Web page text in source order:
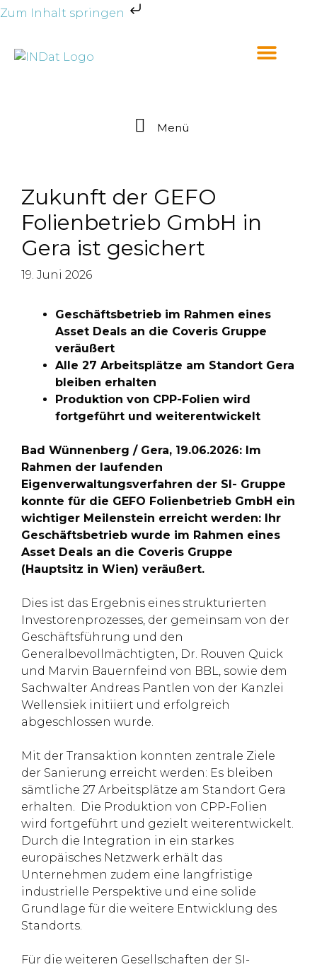
Zum Inhalt springen
Menü
Zukunft der GEFO
Folienbetrieb GmbH in
Gera ist gesichert
19. Juni 2026
Geschäftsbetrieb im Rahmen eines
Asset Deals an die Coveris Gruppe
veräußert
Alle 27 Arbeitsplätze am Standort Gera
bleiben erhalten
Produktion von CPP-Folien wird
fortgeführt und weiterentwickelt
Bad Wünnenberg / Gera, 19.06.2026: Im
Rahmen der laufenden
Eigenverwaltungsverfahren der SI- Gruppe
konnte für die GEFO Folienbetrieb GmbH ein
wichtiger Meilenstein erreicht werden: Ihr
Geschäftsbetrieb wurde im Rahmen eines
Asset Deals an die Coveris Gruppe
(Hauptsitz in Wien) veräußert.
Dies ist das Ergebnis eines strukturierten
Investorenprozesses, der gemeinsam von der
Geschäftsführung und den
Generalbevollmächtigten, Dr. Rouven Quick
und Marvin Bauernfeind von BBL, sowie dem
Sachwalter Andreas Pantlen von der Kanzlei
Wellensiek initiiert und erfolgreich
abgeschlossen wurde.
Mit der Transaktion konnten zentrale Ziele
der Sanierung erreicht werden: Es bleiben
sämtliche 27 Arbeitsplätze am Standort Gera
erhalten. Die Produktion von CPP-Folien
wird fortgeführt und gezielt weiterentwickelt.
Durch die Integration in ein starkes
europäisches Netzwerk erhält das
Unternehmen zudem eine langfristige
industrielle Perspektive und eine solide
Grundlage für die weitere Entwicklung des
Standorts.
Für die weiteren Gesellschaften der SI-